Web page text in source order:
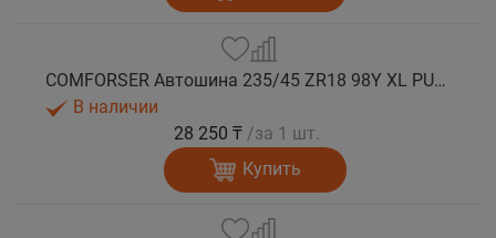
COMFORSER Автошина 235/45 ZR18 98Y XL PURESPEED лето
В наличии
28 250 ₸ /за 1 шт.
Купить